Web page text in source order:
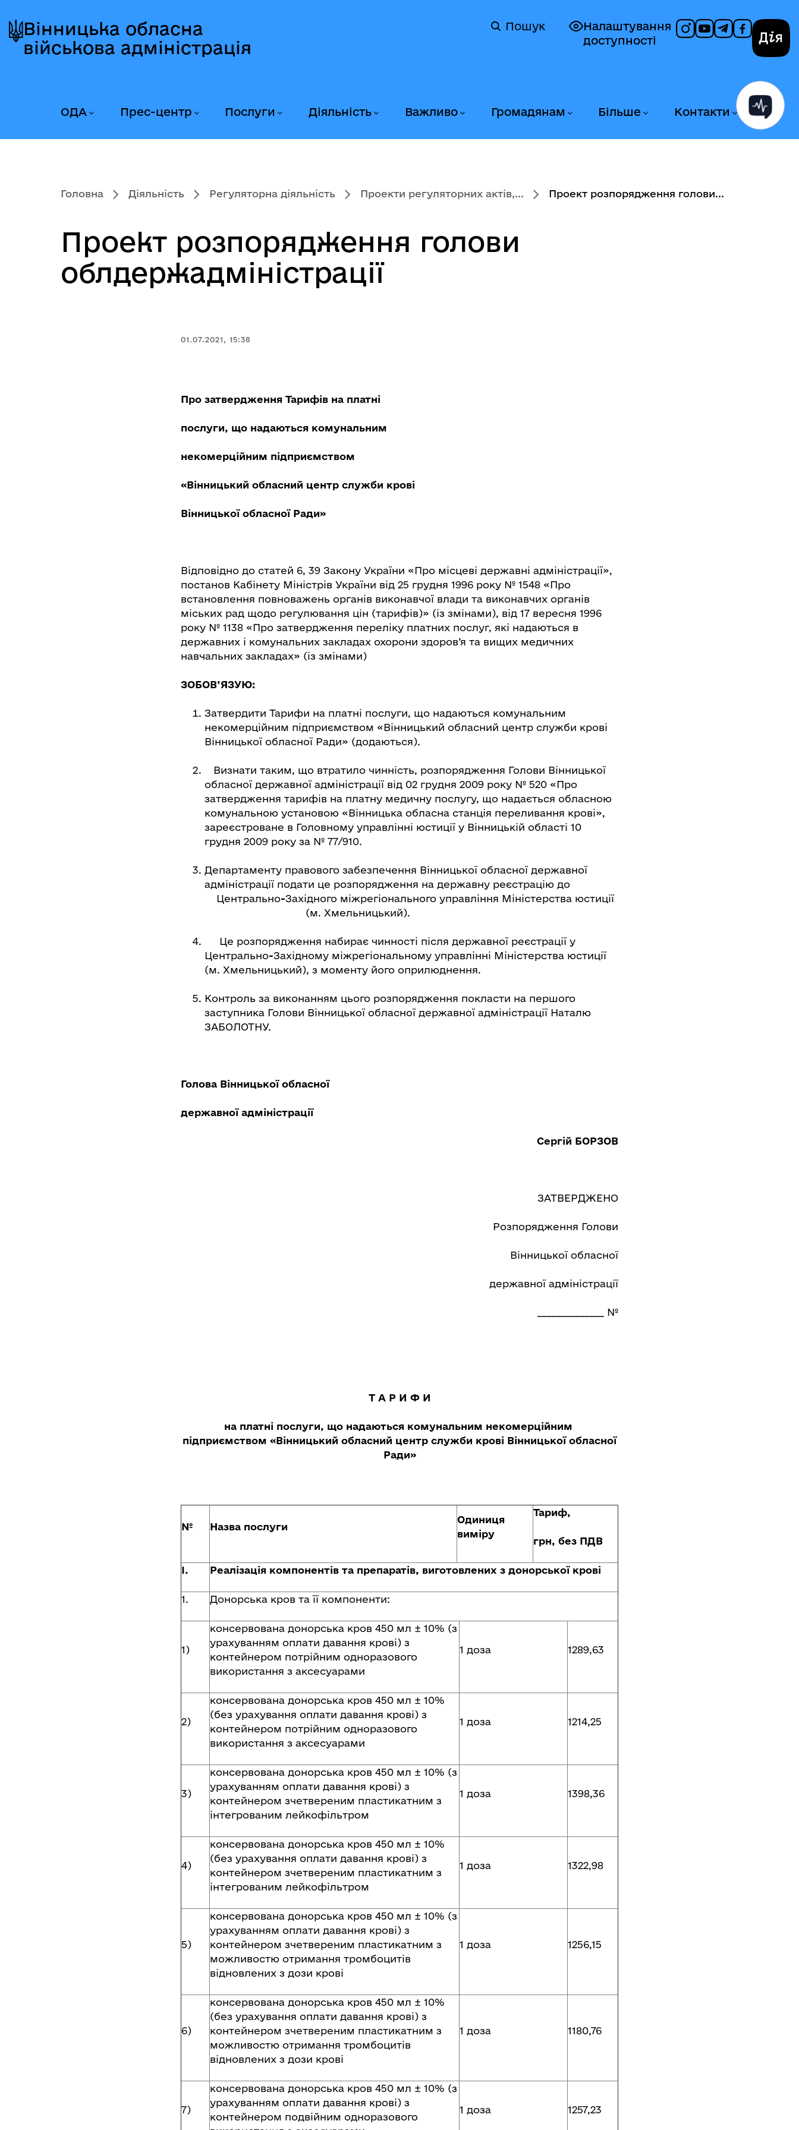
до
головного
до
головного
вмісту
до
головного
колонтитула
Вінницька обласна
військова адміністрація
Налаштування
доступності
Пошук
ОДА Прес-центр Послуги Діяльність Важливо Громадянам Більше Контакти
Головна Діяльність Регуляторна діяльність Проекти регуляторних актів,... Проект розпорядження голови...
Проект розпорядження голови
облдержадміністрації
01.07.2021, 15:38
Про затвердження Тарифів на платні
послуги, що надаються комунальним
некомерційним підприємством
«Вінницький обласний центр служби крові
Вінницької обласної Ради»
Відповідно до статей 6, 39 Закону України «Про місцеві державні адміністрації»,
постанов Кабінету Міністрів України від 25 грудня 1996 року № 1548 «Про
встановлення повноважень органів виконавчої влади та виконавчих органів
міських рад щодо регулювання цін (тарифів)» (із змінами), від 17 вересня 1996
року № 1138 «Про затвердження переліку платних послуг, які надаються в
державних і комунальних закладах охорони здоров’я та вищих медичних
навчальних закладах» (із змінами)
ЗОБОВ’ЯЗУЮ:
Затвердити Тарифи на платні послуги, що надаються комунальним
некомерційним підприємством «Вінницький обласний центр служби крові
Вінницької обласної Ради» (додаються).
Визнати таким, що втратило чинність, розпорядження Голови Вінницької
обласної державної адміністрації від 02 грудня 2009 року № 520 «Про
затвердження тарифів на платну медичну послугу, що надається обласною
комунальною установою «Вінницька обласна станція переливання крові»,
зареєстроване в Головному управлінні юстиції у Вінницькій області 10
грудня 2009 року за № 77/910.
Департаменту правового забезпечення Вінницької обласної державної
адміністрації подати це розпорядження на державну реєстрацію до
Центрально-Західного міжрегіонального управління Міністерства юстиції
(м. Хмельницький).
Це розпорядження набирає чинності після державної реєстрації у
Центрально-Західному міжрегіональному управлінні Міністерства юстиції
(м. Хмельницький), з моменту його оприлюднення.
Контроль за виконанням цього розпорядження покласти на першого
заступника Голови Вінницької обласної державної адміністрації Наталю
ЗАБОЛОТНУ.
Голова Вінницької обласної
державної адміністрації
Сергій БОРЗОВ
ЗАТВЕРДЖЕНО
Розпорядження Голови
Вінницької обласної
державної адміністрації
______________ №
Т А Р И Ф И
на платні послуги, що надаються комунальним некомерційним
підприємством «Вінницький обласний центр служби крові Вінницької обласної
Ради»
№ Назва послуги
Одиниця
виміру
Тариф,
грн, без ПДВ
І. Реалізація компонентів та препаратів, виготовлених з донорської крові
1. Донорська кров та її компоненти:
1)
консервована донорська кров 450 мл ± 10% (з
урахуванням оплати давання крові) з
контейнером потрійним одноразового
використання з аксесуарами
1 доза 1289,63
2)
консервована донорська кров 450 мл ± 10%
(без урахування оплати давання крові) з
контейнером потрійним одноразового
використання з аксесуарами
1 доза 1214,25
3)
консервована донорська кров 450 мл ± 10% (з
урахуванням оплати давання крові) з
контейнером зчетвереним пластикатним з
інтегрованим лейкофільтром
1 доза 1398,36
4)
консервована донорська кров 450 мл ± 10%
(без урахування оплати давання крові) з
контейнером зчетвереним пластикатним з
інтегрованим лейкофільтром
1 доза 1322,98
5)
консервована донорська кров 450 мл ± 10% (з
урахуванням оплати давання крові) з
контейнером зчетвереним пластикатним з
можливостю отримання тромбоцитів
відновлених з дози крові
1 доза 1256,15
6)
консервована донорська кров 450 мл ± 10%
(без урахування оплати давання крові) з
контейнером зчетвереним пластикатним з
можливостю отримання тромбоцитів
відновлених з дози крові
1 доза 1180,76
7)
консервована донорська кров 450 мл ± 10% (з
урахуванням оплати давання крові) з
контейнером подвійним одноразового
1 доза 1257,23